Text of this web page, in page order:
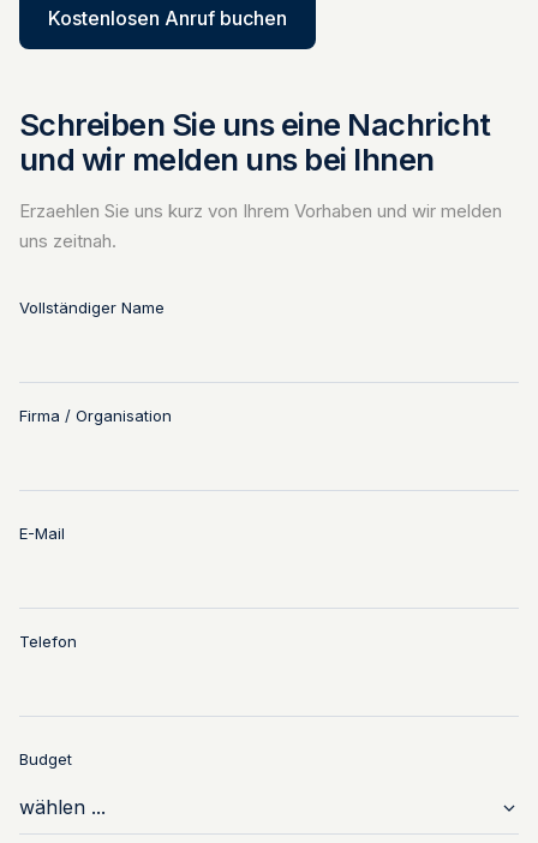
Kostenlosen Anruf buchen
Schreiben Sie uns eine Nachricht
und wir melden uns bei Ihnen
Erzaehlen Sie uns kurz von Ihrem Vorhaben und wir melden
uns zeitnah.
Vollständiger Name
Firma / Organisation
E-Mail
Telefon
Budget